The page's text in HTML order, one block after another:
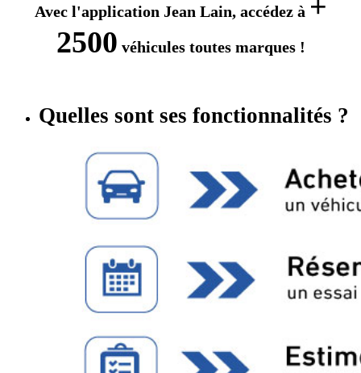
Avec l'application Jean Lain, accédez à
2500 véhicules toutes marques !
Quelles sont ses fonctionnalités ?